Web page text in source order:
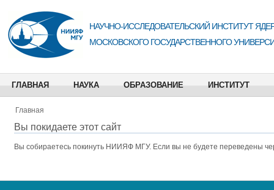
НАУЧНО-ИССЛЕДОВАТЕЛЬСКИЙ ИНСТИТУТ
МОСКОВСКОГО ГОСУДАРСТВЕННОГО
ГЛАВНАЯ НАУКА ОБРАЗОВАНИЕ ИНСТИТУТ
Главная
Вы покидаете этот сайт
Вы собираетесь покинуть НИИЯФ МГУ. Если вы не будете переведены